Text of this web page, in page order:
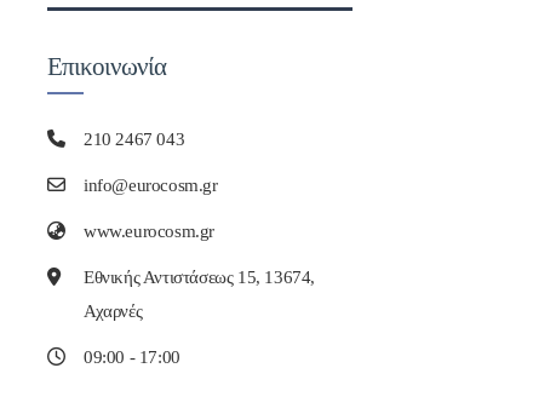
Επικοινωνία
210 2467 043
info@eurocosm.gr
www.eurocosm.gr
Εθνικής Αντιστάσεως 15, 13674,
Αχαρνές
09:00 - 17:00